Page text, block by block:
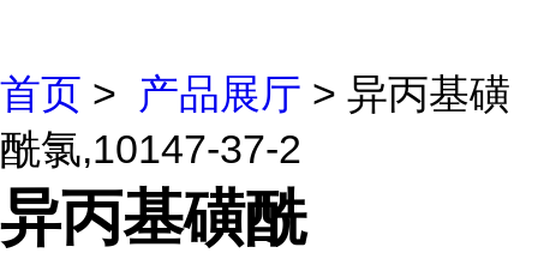
首页 > 产品展厅 > 异丙基磺
酰氯,10147-37-2
异丙基磺酰